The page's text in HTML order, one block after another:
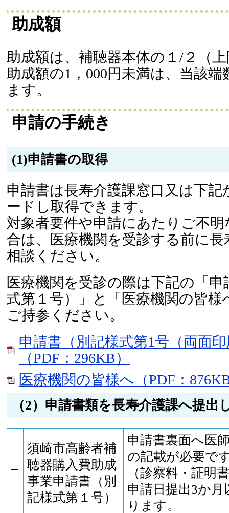
助成額
助成額は、補聴器本体の１/２（
助成額の1，000円未満は、当該端
ます。
申請の手続き
(1)申請書の取得
申請書は長寿介護課窓口又は下
ードし取得できます。
対象者要件や申請にあたりご不
合は、医療機関を受診する前に長
相談ください。
医療機関を受診の際は下記の「申
式第１号）」と「医療機関の皆様
ご持参ください。
申請書（別記様式第1号（両面
（PDF：296KB）
医療機関の皆様へ（PDF：
（2）申請書類を長寿介護課へ提出
□
須崎市高齢者補
聴器購入費助成
事業申請書（別
記様式第１号）
申請書裏面へ医
の記載が必要で
（診察料・証明
申請日提出3か
ります。